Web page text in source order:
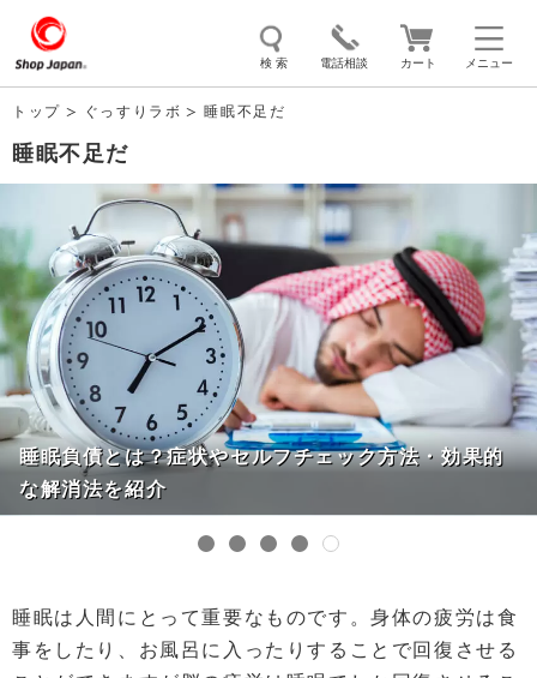
メニュー
検 索 電話相談 カート
トゥルースリーパー
掃除機 クッキングプロ 補聴器 マイキュット
エアコン オーラルスマイル
トップ ぐっすりラボ 睡眠不足だ
睡眠不足だ
睡眠負債とは？症状やセルフチェック方法・効果的
な解消法を紹介
睡眠は人間にとって重要なものです。身体の疲労は食
事をしたり、お風呂に入ったりすることで回復させる